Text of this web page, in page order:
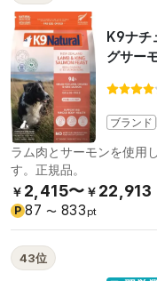
K9ナチ
グサー
ブランド
ラム肉とサーモンを使用
す。正規品。
￥ 2,415〜 ￥ 22,913
P 87 〜 833 pt
43位